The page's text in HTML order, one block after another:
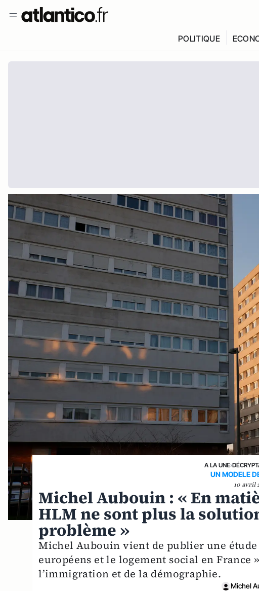
POLITIQUE
A LA UNE›
UN MODELE
10 avril
Michel Aubouin : « En
HLM ne sont plus la
problème »
Michel Aubouin vient de publier une
européens et le logement social en France
l’immigration et de la démographie.
Michel